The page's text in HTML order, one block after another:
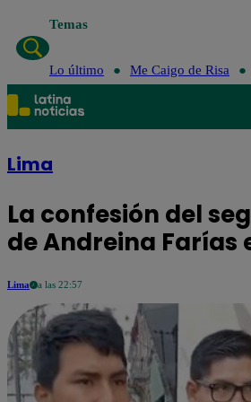
Temas
Lo último Me Caigo de Risa
Lima
La confesión del
de Andreina Farías
Lima a las 22:57